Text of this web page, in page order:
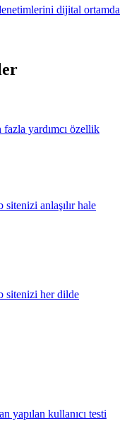
dijital ortamda
yardımcı özellik
anlaşılır hale
sitenizi her dilde
yapılan kullanıcı testi